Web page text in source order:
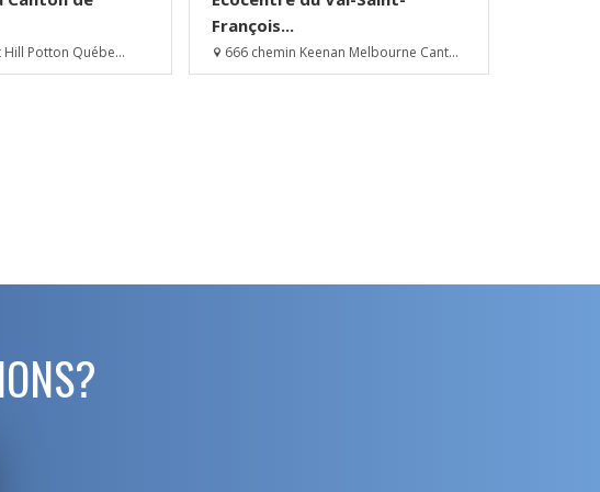
Hill Potton Québe...
François...
666 chemin Keenan Melbourne Cant...